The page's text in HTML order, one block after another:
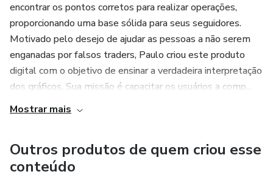
encontrar os pontos corretos para realizar operações,
proporcionando uma base sólida para seus seguidores.
Motivado pelo desejo de ajudar as pessoas a não serem
enganadas por falsos traders, Paulo criou este produto
digital com o objetivo de ensinar a verdadeira interpretação
dos gráficos. Sua missão é capacitar os usuários a comp...
Mostrar mais
Outros produtos de quem criou esse
conteúdo